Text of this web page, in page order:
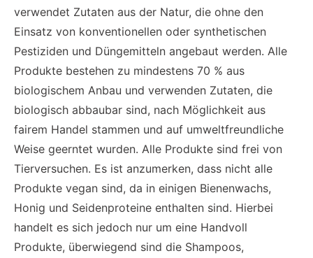
verwendet Zutaten aus der Natur, die ohne den
Einsatz von konventionellen oder synthetischen
Pestiziden und Düngemitteln angebaut werden. Alle
Produkte bestehen zu mindestens 70 % aus
biologischem Anbau und verwenden Zutaten, die
biologisch abbaubar sind, nach Möglichkeit aus
fairem Handel stammen und auf umweltfreundliche
Weise geerntet wurden. Alle Produkte sind frei von
Tierversuchen. Es ist anzumerken, dass nicht alle
Produkte vegan sind, da in einigen Bienenwachs,
Honig und Seidenproteine enthalten sind. Hierbei
handelt es sich jedoch nur um eine Handvoll
Produkte, überwiegend sind die Shampoos,